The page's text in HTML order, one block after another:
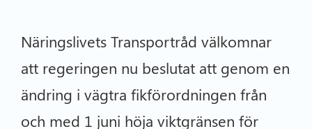
Näringslivets Transportråd välkomnar
att regeringen nu beslutat att genom en
ändring i vägtra fikförordningen från
och med 1 juni höja viktgränsen för